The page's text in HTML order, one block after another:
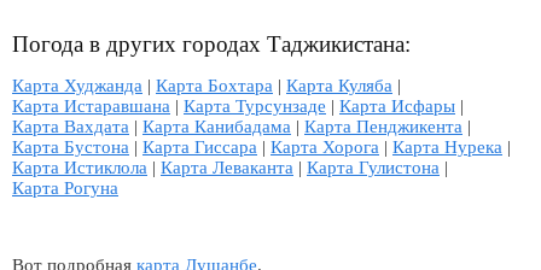
Погода в других городах Таджикистана:
Карта Худжанда | Карта Бохтара | Карта Куляба |
Карта Истаравшана | Карта Турсунзаде | Карта Исфары |
Карта Вахдата | Карта Канибадама | Карта Пенджикента |
Карта Бустона | Карта Гиссара | Карта Хорога | Карта Нурека |
Карта Истиклола | Карта Леваканта | Карта Гулистона |
Карта Рогуна
Вот подробная карта Душанбе.